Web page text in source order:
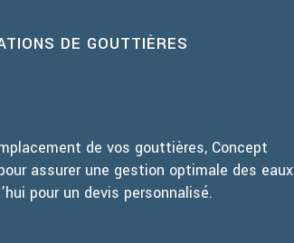
DE GOUTTIÈRES
de vos gouttières, Concept
assurer une gestion optimale des eaux
pour un devis personnalisé.